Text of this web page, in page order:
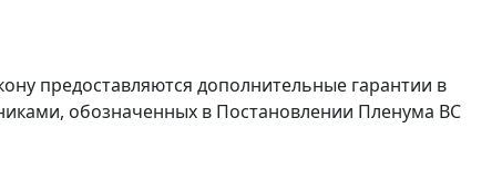
предоставляются дополнительные гарантии в
обозначенных в Постановлении Пленума ВС